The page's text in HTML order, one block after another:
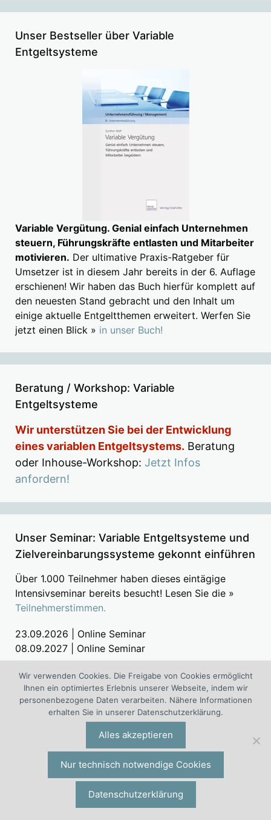
Unser Bestseller über Variable
Entgeltsysteme
Variable Vergütung. Genial einfach Unternehmen
steuern, Führungskräfte entlasten und Mitarbeiter
motivieren. Der ultimative Praxis-Ratgeber für
Umsetzer ist in diesem Jahr bereits in der 6. Auflage
erschienen! Wir haben das Buch hierfür komplett auf
den neuesten Stand gebracht und den Inhalt um
einige aktuelle Entgeltthemen erweitert. Werfen Sie
jetzt einen Blick » in unser Buch!
Beratung / Workshop: Variable
Entgeltsysteme
Wir unterstützen Sie bei der Entwicklung
eines variablen Entgeltsystems. Beratung
oder Inhouse-Workshop: Jetzt Infos
anfordern!
Unser Seminar: Variable Entgeltsysteme und
Zielvereinbarungssysteme gekonnt einführen
Über 1.000 Teilnehmer haben dieses eintägige
Intensivseminar bereits besucht! Lesen Sie die »
Teilnehmerstimmen.
23.09.2026 | Online Seminar
08.09.2027 | Online Seminar
»Seminarinfos anfordern
Weitere Seminare zu Entgeltthemen
Entgelt Trends & News
Welche Rolle spielt das Entgelt für
E-Book Entgelttransparenzgesetz Neuerungen
Wir verwenden Cookies. Die Freigabe von Cookies ermöglicht
Ihnen ein optimiertes Erlebnis unserer Webseite, indem wir
personenbezogene Daten verarbeiten. Nähere Informationen
erhalten Sie in unserer Datenschutzerklärung.
Alles akzeptieren
Nur technisch notwendige Cookies
Datenschutzerklärung